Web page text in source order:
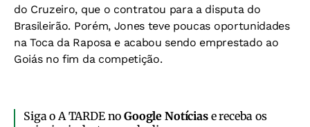
do Cruzeiro, que o contratou para a disputa do
Brasileirão. Porém, Jones teve poucas oportunidades
na Toca da Raposa e acabou sendo emprestado ao
Goiás no fim da competição.
Siga o A TARDE noGoogle Notíciase receba os